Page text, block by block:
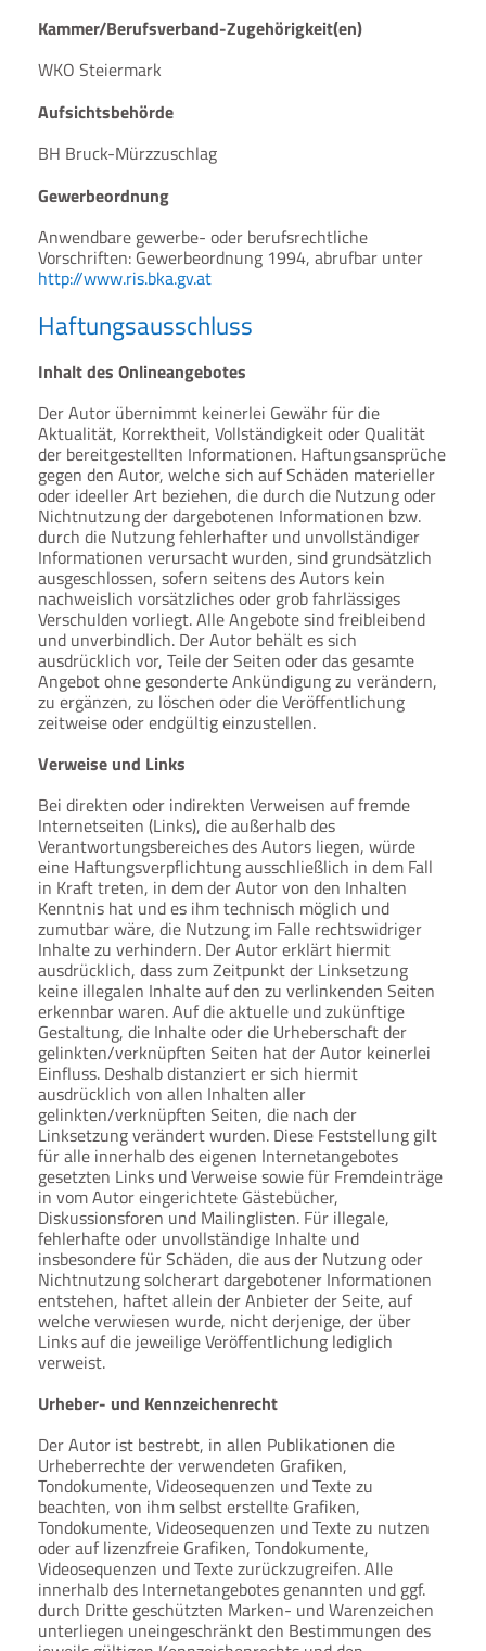
Kammer/Berufsverband-Zugehörigkeit(en)
WKO Steiermark
Aufsichtsbehörde
BH Bruck-Mürzzuschlag
Gewerbeordnung
Anwendbare gewerbe- oder berufsrechtliche
Vorschriften: Gewerbeordnung 1994, abrufbar unter
http://www.ris.bka.gv.at
Haftungsausschluss
Inhalt des Onlineangebotes
Der Autor übernimmt keinerlei Gewähr für die
Aktualität, Korrektheit, Vollständigkeit oder Qualität
der bereitgestellten Informationen. Haftungsansprüche
gegen den Autor, welche sich auf Schäden materieller
oder ideeller Art beziehen, die durch die Nutzung oder
Nichtnutzung der dargebotenen Informationen bzw.
durch die Nutzung fehlerhafter und unvollständiger
Informationen verursacht wurden, sind grundsätzlich
ausgeschlossen, sofern seitens des Autors kein
nachweislich vorsätzliches oder grob fahrlässiges
Verschulden vorliegt. Alle Angebote sind freibleibend
und unverbindlich. Der Autor behält es sich
ausdrücklich vor, Teile der Seiten oder das gesamte
Angebot ohne gesonderte Ankündigung zu verändern,
zu ergänzen, zu löschen oder die Veröffentlichung
zeitweise oder endgültig einzustellen.
Verweise und Links
Bei direkten oder indirekten Verweisen auf fremde
Internetseiten (Links), die außerhalb des
Verantwortungsbereiches des Autors liegen, würde
eine Haftungsverpflichtung ausschließlich in dem Fall
in Kraft treten, in dem der Autor von den Inhalten
Kenntnis hat und es ihm technisch möglich und
zumutbar wäre, die Nutzung im Falle rechtswidriger
Inhalte zu verhindern. Der Autor erklärt hiermit
ausdrücklich, dass zum Zeitpunkt der Linksetzung
keine illegalen Inhalte auf den zu verlinkenden Seiten
erkennbar waren. Auf die aktuelle und zukünftige
Gestaltung, die Inhalte oder die Urheberschaft der
gelinkten/verknüpften Seiten hat der Autor keinerlei
Einfluss. Deshalb distanziert er sich hiermit
ausdrücklich von allen Inhalten aller
gelinkten/verknüpften Seiten, die nach der
Linksetzung verändert wurden. Diese Feststellung gilt
für alle innerhalb des eigenen Internetangebotes
gesetzten Links und Verweise sowie für Fremdeinträge
in vom Autor eingerichtete Gästebücher,
Diskussionsforen und Mailinglisten. Für illegale,
fehlerhafte oder unvollständige Inhalte und
insbesondere für Schäden, die aus der Nutzung oder
Nichtnutzung solcherart dargebotener Informationen
entstehen, haftet allein der Anbieter der Seite, auf
welche verwiesen wurde, nicht derjenige, der über
Links auf die jeweilige Veröffentlichung lediglich
verweist.
Urheber- und Kennzeichenrecht
Der Autor ist bestrebt, in allen Publikationen die
Urheberrechte der verwendeten Grafiken,
Tondokumente, Videosequenzen und Texte zu
beachten, von ihm selbst erstellte Grafiken,
Tondokumente, Videosequenzen und Texte zu nutzen
oder auf lizenzfreie Grafiken, Tondokumente,
Videosequenzen und Texte zurückzugreifen. Alle
innerhalb des Internetangebotes genannten und ggf.
durch Dritte geschützten Marken- und Warenzeichen
unterliegen uneingeschränkt den Bestimmungen des